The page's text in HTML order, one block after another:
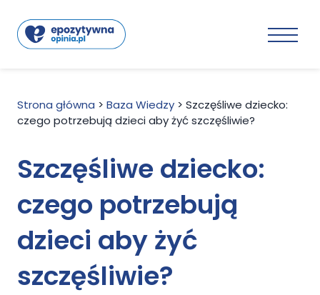
Strona główna > Baza Wiedzy > Szczęśliwe dziecko:
czego potrzebują dzieci aby żyć szczęśliwie?
Szczęśliwe dziecko:
czego potrzebują
dzieci aby żyć
szczęśliwie?